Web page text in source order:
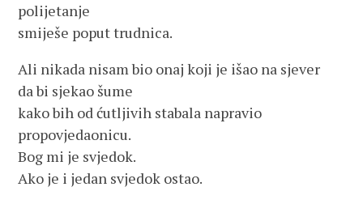
polijetanje
smiješe poput trudnica.
Ali nikada nisam bio onaj koji je išao na sjever
da bi sjekao šume
kako bih od ćutljivih stabala napravio
propovjedaonicu.
Bog mi je svjedok.
Ako je i jedan svjedok ostao.